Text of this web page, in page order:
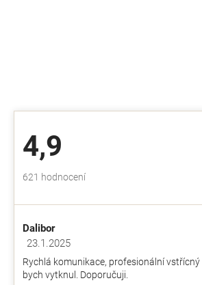
4,9
Průměrné
obchodu
4,9
hvězdiček.
621 hodnocení
Dalibor
Hodnocení obchodu je 5 z 5 hvězdiček.
23.1.2025
Rychlá komunikace, profesionální
bych vytknul. Doporučuji.